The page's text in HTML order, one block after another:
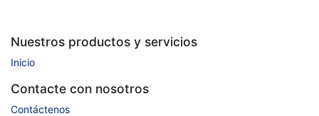
Nuestros productos y servicios
Inicio
Contacte con nosotros
Contáctenos